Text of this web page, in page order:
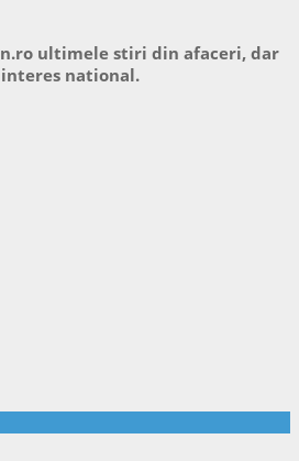
ultimele stiri din afaceri, dar
national.